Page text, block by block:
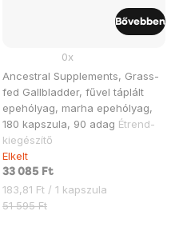
Ancestral Supplements, Grass-
fed Gallbladder, fűvel táplált
epehólyag, marha epehólyag,
180 kapszula, 90 adag Étrend-
kiegészítő
0x
Elkelt
33 085 Ft
Egységár:
183,81 Ft / 1 kapszula
51 595 Ft
Bővebben